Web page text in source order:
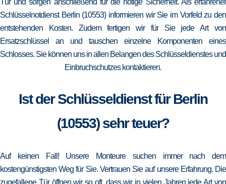
Tür und sorgen anschließend für die nötige Sicherheit. Als erfahrener
Schlüsselnotdienst Berlin (10553) informieren wir Sie im Vorfeld zu den
entstehenden Kosten. Zudem fertigen wir für Sie jede Art von
Ersatzschlüssel an und tauschen einzelne Komponenten eines
Schlosses. Sie können uns in allen Belangen des Schlüsseldienstes und
Einbruchschutzes kontaktieren.
Ist der Schlüsseldienst für Berlin
(10553) sehr teuer?
Auf keinen Fall! Unsere Monteure suchen immer nach dem
kostengünstigsten Weg für Sie. Vertrauen Sie auf unsere Erfahrung. Die
zugefallene Tür öffnen wir so oft, dass wir in vielen Jahren jede Art von